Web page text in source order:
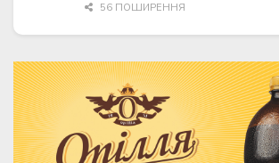
56 ПОШИРЕННЯ